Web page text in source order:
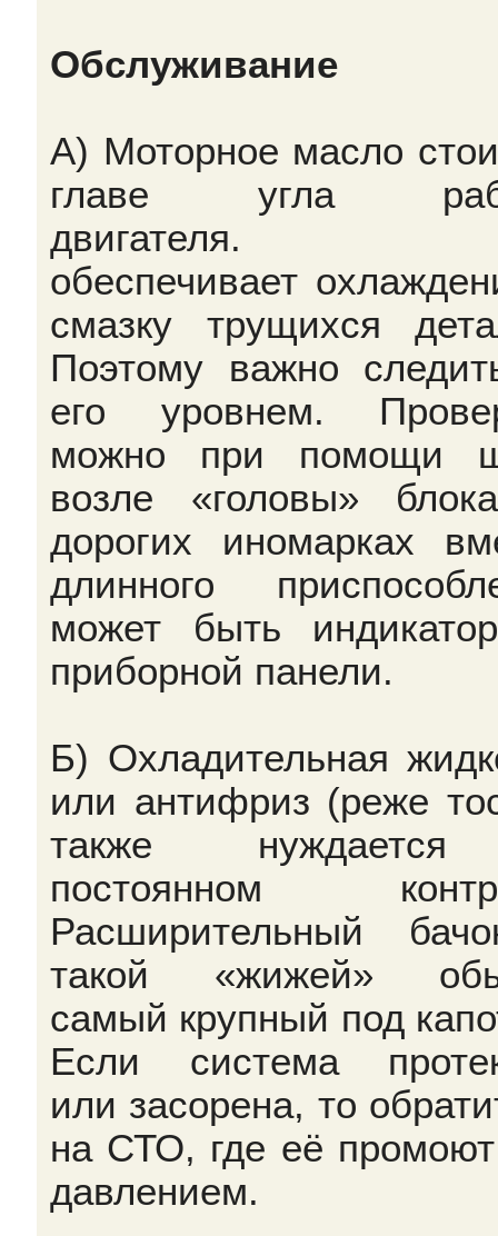
Обслуживание
А) Моторное масло
главе угла
двигателя.
обеспечивает
смазку трущихся
Поэтому важно
его уровнем.
можно при помощи
возле «головы»
дорогих иномарках
длинного
может быть
приборной панели.
Б) Охладительная
или антифриз (реже
также
постоянном
Расширительный
такой «жижей»
самый крупный под
Если система
или засорена, то
на СТО, где её
давлением.